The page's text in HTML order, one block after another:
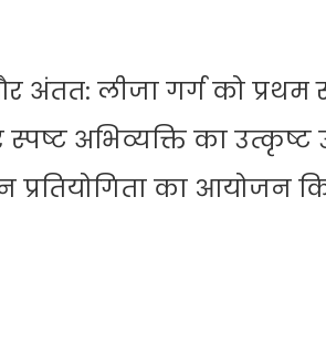
अंतत: लीजा गर्ग को प्रथम
अभिव्यक्ति का उत्कृष्ट
प्रतियोगिता का आयोजन